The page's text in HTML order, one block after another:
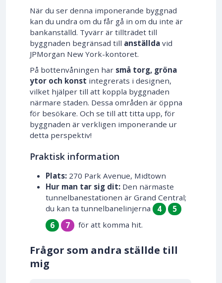
När du ser denna imponerande byggnad
kan du undra om du får gå in om du inte är
bankanställd. Tyvärr är tillträdet till
byggnaden begränsad till anställda vid
JPMorgan New York-kontoret.
På bottenvåningen har små torg, gröna
ytor och konst integrerats i designen,
vilket hjälper till att koppla byggnaden
närmare staden. Dessa områden är öppna
för besökare. Och se till att titta upp, för
byggnaden är verkligen imponerande ur
detta perspektiv!
Praktisk information
Plats: 270 Park Avenue, Midtown
Hur man tar sig dit: Den närmaste
tunnelbanestationen är Grand Central;
du kan ta tunnelbanelinjerna
4
5
6
7 för att komma hit.
Frågor som andra ställde till
mig